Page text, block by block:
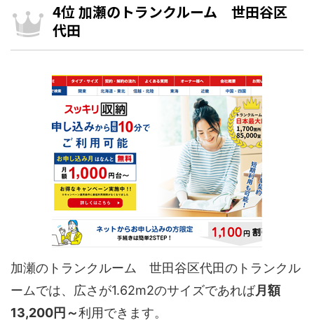
4位 加瀬のトランクルーム 世田谷区
代田
加瀬のトランクルーム 世田谷区代田のトランクル
ームでは、広さが1.62m2のサイズであれば月額
13,200円～利用できます。